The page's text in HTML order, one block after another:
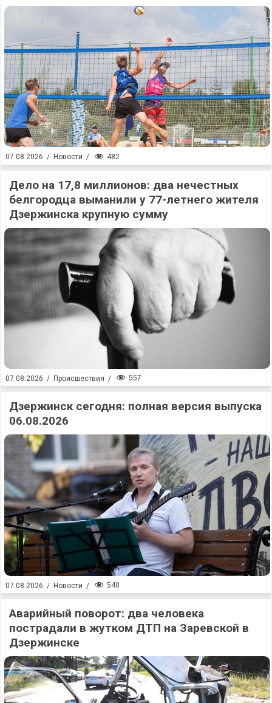
07.08.2026 / Новости / 482
Дело на 17,8 миллионов: два нечестных
белгородца выманили у 77-летнего жителя
Дзержинска крупную сумму
07.08.2026 / Происшествия / 557
Дзержинск сегодня: полная версия выпуска
06.08.2026
07.08.2026 / Новости / 540
Аварийный поворот: два человека
пострадали в жутком ДТП на Заревской в
Дзержинске